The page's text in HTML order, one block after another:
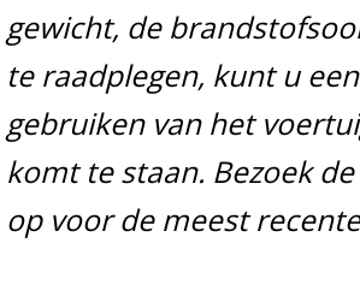
gewicht, de
te raadplegen, kunt u
gebruiken van het
komt te staan. Bezoek
op voor de meest